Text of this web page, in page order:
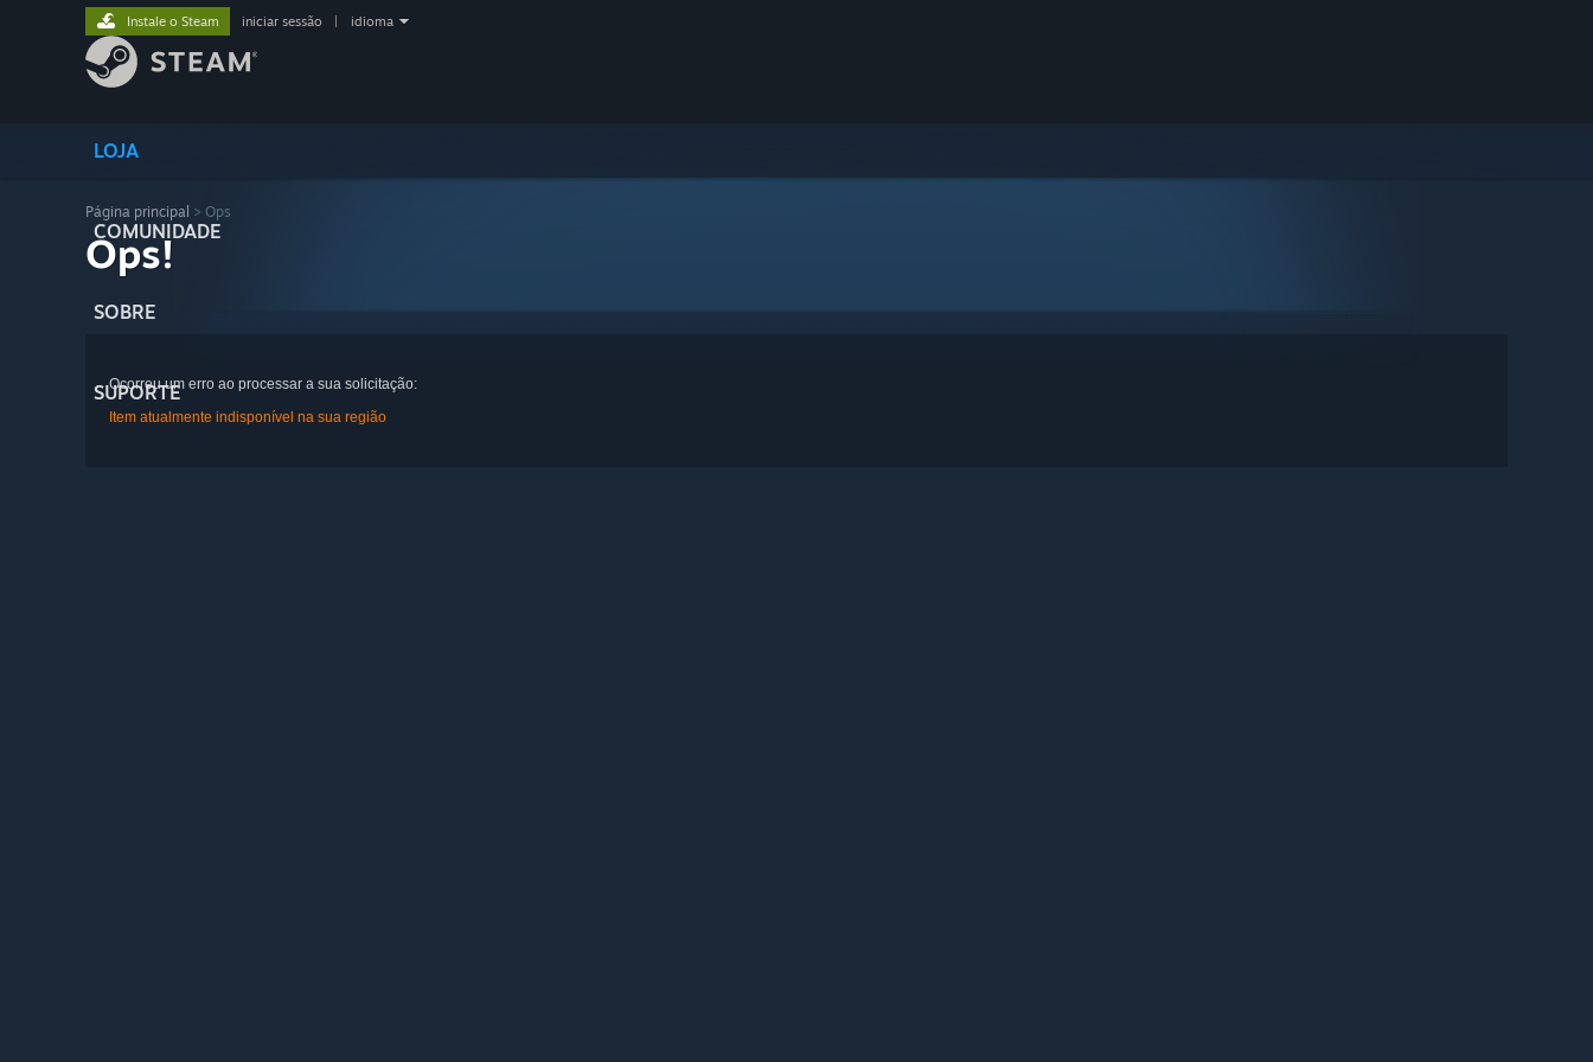
LOJA
COMUNIDADE
SOBRE
SUPORTE
Instale o Steam iniciar sessão idioma
Página principal > Ops
Ops!
Ocorreu um erro ao processar a sua solicitação:
Item atualmente indisponível na sua região